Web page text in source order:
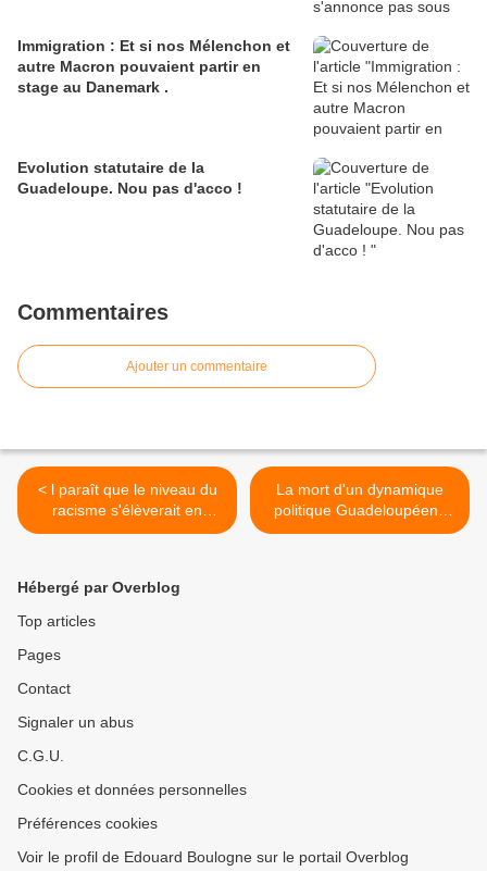
Immigration : Et si nos Mélenchon et
autre Macron pouvaient partir en
stage au Danemark .
Evolution statutaire de la
Guadeloupe. Nou pas d'acco !
Commentaires
Ajouter un commentaire
< l paraît que le niveau du
racisme s'élèverait en
France. Si c'est exact,
La mort d'un dynamique
politique Guadeloupéen :
Cédric Cornet. >
Hébergé par Overblog
Top articles
Pages
Contact
Signaler un abus
C.G.U.
Cookies et données personnelles
Préférences cookies
Voir le profil de Edouard Boulogne sur le portail Overblog